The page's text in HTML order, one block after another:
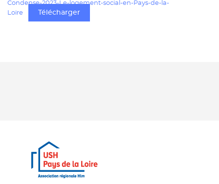
Condense-2023-Le-logement-social-en-Pays-de-la-
Loire
Télécharger